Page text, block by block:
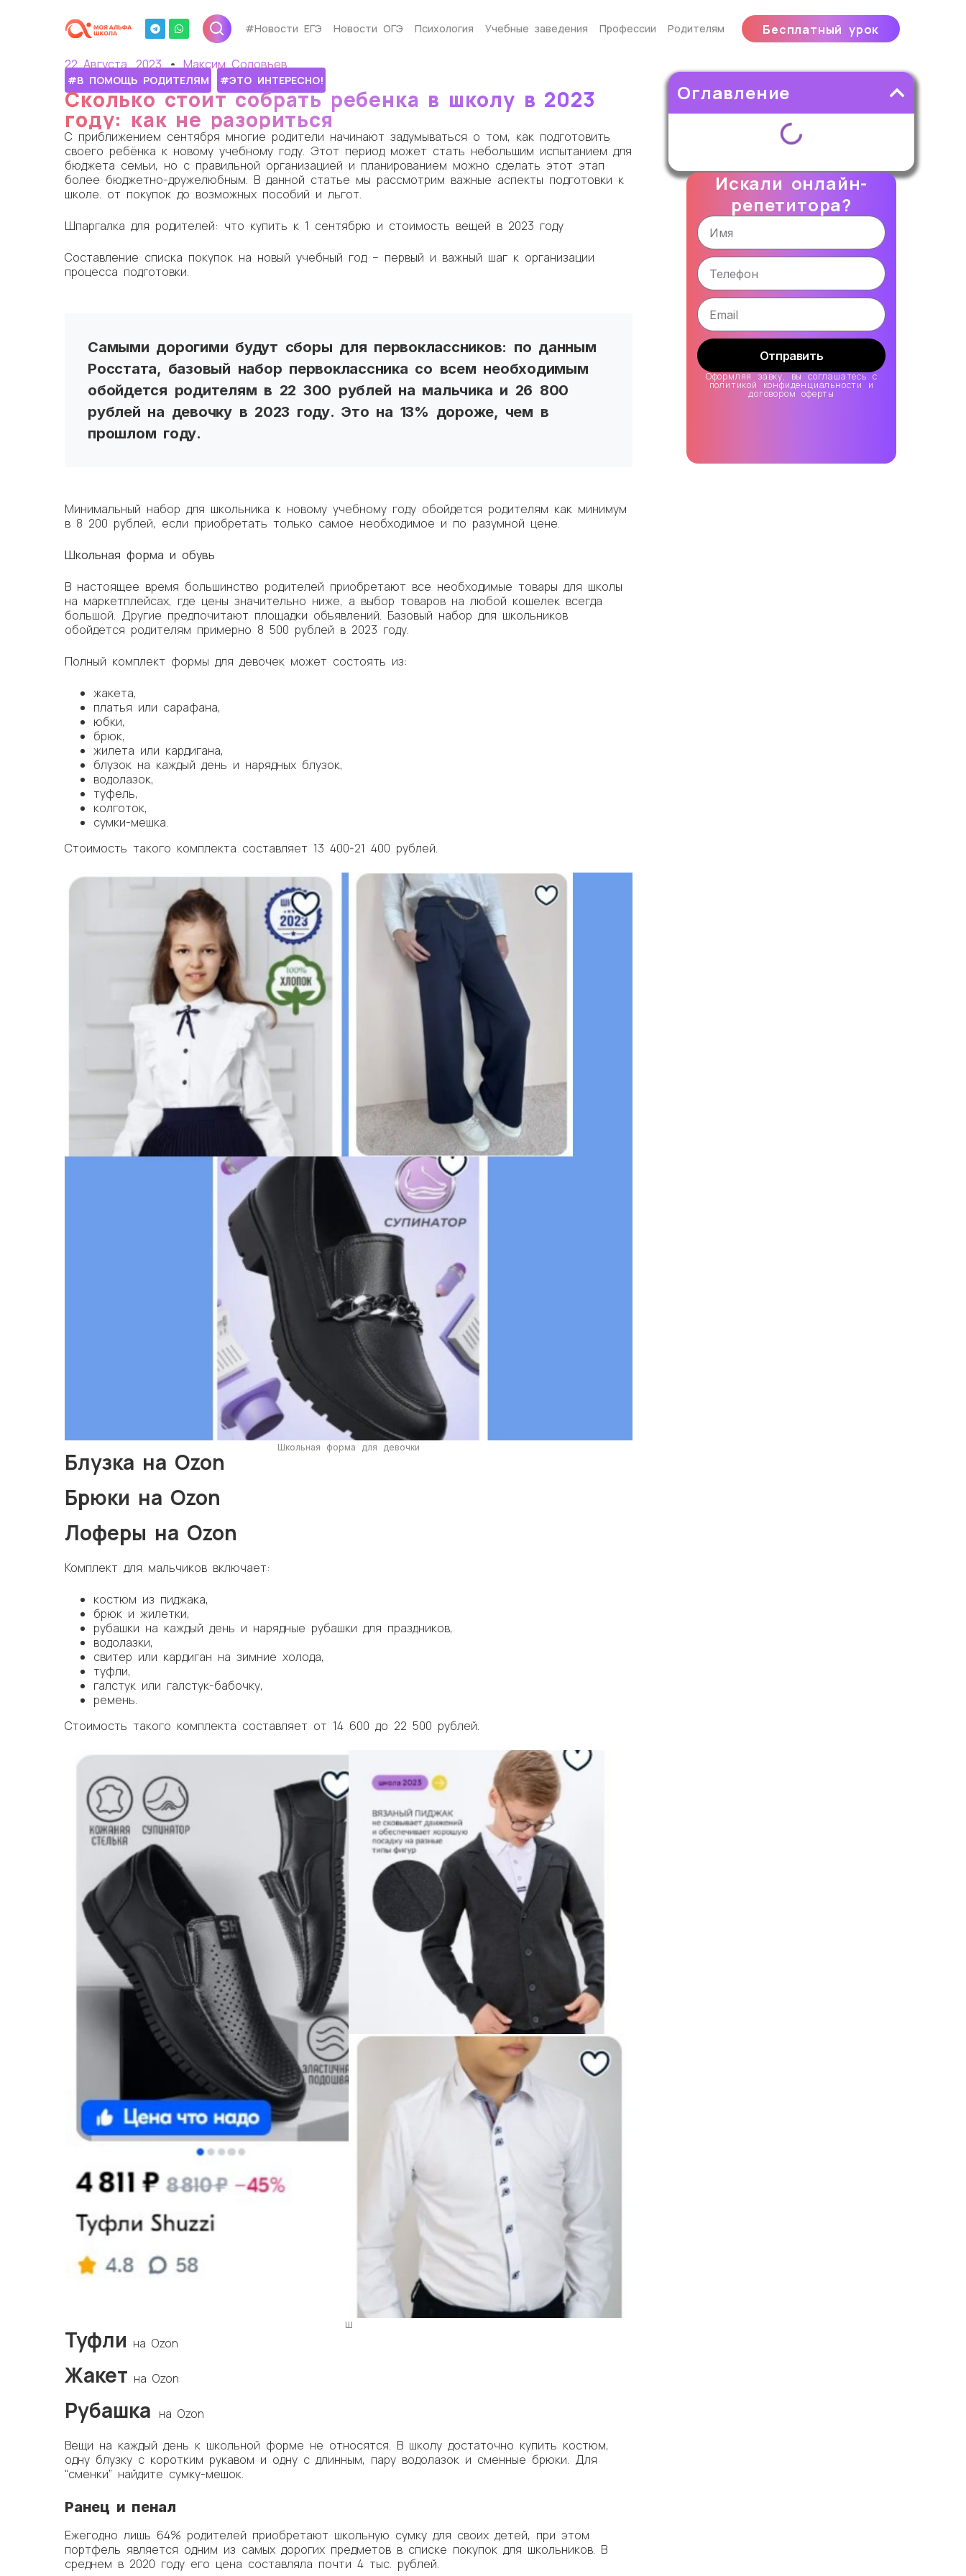
#Новости ЕГЭ Новости ОГЭ Психология Учебные заведения Профессии Родителям Бесплатный урок
Оглавление
Искали онлайн-
репетитора?
Отправить
Оформляя завку, вы соглашатесь с
политикой конфиденциальности и
договором оферты
22 Августа, 2023 Максим Соловьев
#В ПОМОЩЬ РОДИТЕЛЯМ #ЭТО ИНТЕРЕСНО!
Сколько стоит собрать ребенка в школу в 2023
году: как не разориться
С приближением сентября многие родители начинают задумываться о том, как подготовить
своего ребёнка к новому учебному году. Этот период может стать небольшим испытанием для
бюджета семьи, но с правильной организацией и планированием можно сделать этот этап
более бюджетно-дружелюбным. В данной статье мы рассмотрим важные аспекты подготовки к
школе. от покупок до возможных пособий и льгот.
Шпаргалка для родителей: что купить к 1 сентябрю и стоимость вещей в 2023 году
Составление списка покупок на новый учебный год – первый и важный шаг к организации
процесса подготовки.
Самыми дорогими будут сборы для первоклассников: по данным
Росстата, базовый набор первоклассника со всем необходимым
обойдется родителям в 22 300 рублей на мальчика и 26 800
рублей на девочку в 2023 году. Это на 13% дороже, чем в
прошлом году.
Минимальный набор для школьника к новому учебному году обойдется родителям как минимум
в 8 200 рублей, если приобретать только самое необходимое и по разумной цене.
Школьная форма и обувь
В настоящее время большинство родителей приобретают все необходимые товары для школы
на маркетплейсах, где цены значительно ниже, а выбор товаров на любой кошелек всегда
большой. Другие предпочитают площадки объявлений. Базовый набор для школьников
обойдется родителям примерно 8 500 рублей в 2023 году.
Полный комплект формы для девочек может состоять из:
жакета,
платья или сарафана,
юбки,
брюк,
жилета или кардигана,
блузок на каждый день и нарядных блузок,
водолазок,
туфель,
колготок,
сумки-мешка.
Стоимость такого комплекта составляет 13 400-21 400 рублей.
Школьная форма для девочки
Блузка на Ozon
Брюки на Ozon
Лоферы на Ozon
Комплект для мальчиков включает:
костюм из пиджака,
брюк и жилетки,
рубашки на каждый день и нарядные рубашки для праздников,
водолазки,
свитер или кардиган на зимние холода,
туфли,
галстук или галстук-бабочку,
ремень.
Стоимость такого комплекта составляет от 14 600 до 22 500 рублей.
Ш
Туфли на Ozon
Жакет на Ozon
Рубашка на Ozon
Вещи на каждый день к школьной форме не относятся. В школу достаточно купить костюм,
одну блузку с коротким рукавом и одну с длинным, пару водолазок и сменные брюки. Для
“сменки” найдите сумку-мешок.
Ранец и пенал
Ежегодно лишь 64% родителей приобретают школьную сумку для своих детей, при этом
портфель является одним из самых дорогих предметов в списке покупок для школьников. В
среднем в 2020 году его цена составляла почти 4 тыс. рублей.